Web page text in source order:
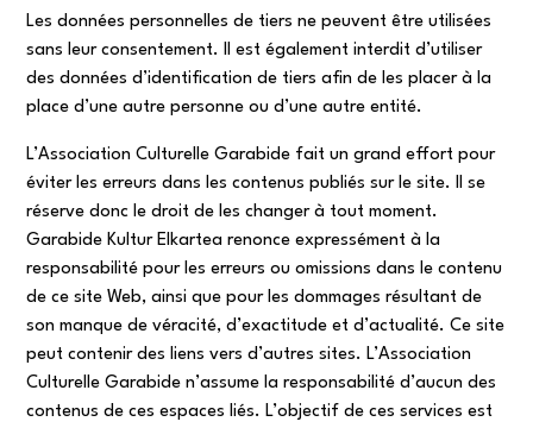
Les données personnelles de tiers ne peuvent être utilisées
sans leur consentement. Il est également interdit d’utiliser
des données d’identification de tiers afin de les placer à la
place d’une autre personne ou d’une autre entité.
L’Association Culturelle Garabide fait un grand effort pour
éviter les erreurs dans les contenus publiés sur le site. Il se
réserve donc le droit de les changer à tout moment.
Garabide Kultur Elkartea renonce expressément à la
responsabilité pour les erreurs ou omissions dans le contenu
de ce site Web, ainsi que pour les dommages résultant de
son manque de véracité, d’exactitude et d’actualité. Ce site
peut contenir des liens vers d’autres sites. L’Association
Culturelle Garabide n’assume la responsabilité d’aucun des
contenus de ces espaces liés. L’objectif de ces services est